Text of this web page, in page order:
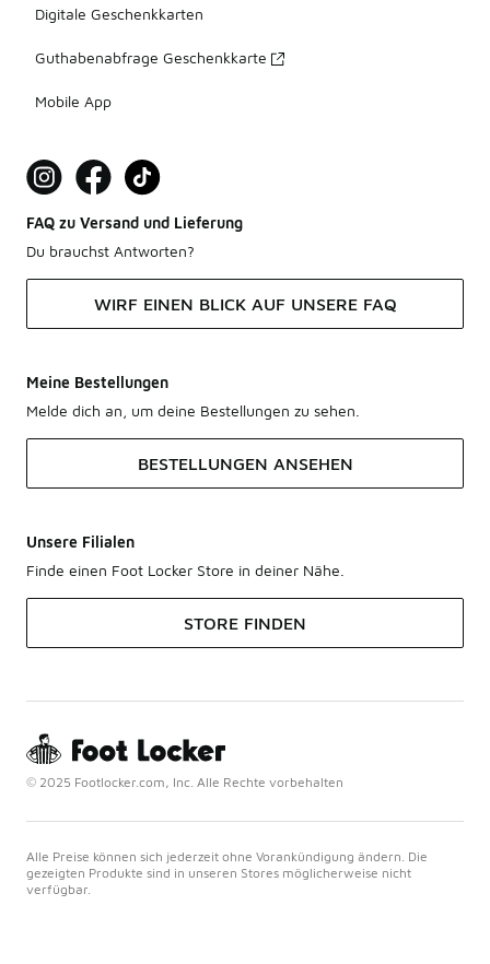
Digitale Geschenkkarten
Guthabenabfrage Geschenkkarte
Mobile App
FAQ zu Versand und Lieferung
Du brauchst Antworten?
WIRF EINEN BLICK AUF UNSERE FAQ
Meine Bestellungen
Melde dich an, um deine Bestellungen zu sehen.
BESTELLUNGEN ANSEHEN
Unsere Filialen
Finde einen Foot Locker Store in deiner Nähe.
STORE FINDEN
© 2025 Footlocker.com, Inc. Alle Rechte vorbehalten
Alle Preise können sich jederzeit ohne Vorankündigung ändern. Die
gezeigten Produkte sind in unseren Stores möglicherweise nicht
verfügbar.